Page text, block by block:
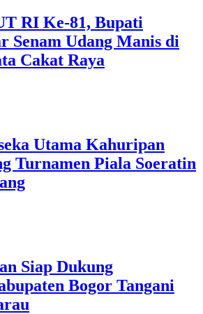
RI Ke-81, Bupati
Senam Udang Manis di
Cakat Raya
Utama Kahuripan
Turnamen Piala Soeratin
Siap Dukung
Bogor Tangani